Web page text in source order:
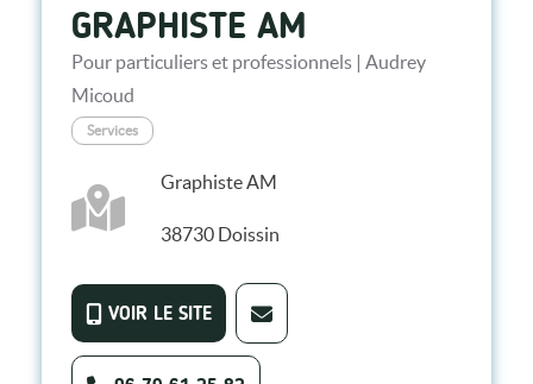
GRAPHISTE AM
Pour particuliers et professionnels | Audrey
Micoud
Services
Graphiste AM
38730 Doissin
VOIR LE SITE